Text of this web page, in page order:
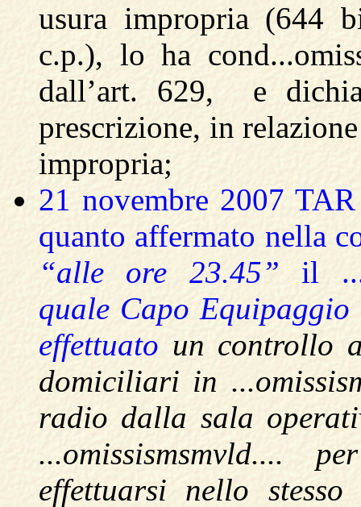
usura impropria (644
c.p.), lo ha
dall’art. 629, e
prescrizione, in
impropria;
21 novembre 2007
quanto affermato nella
“alle ore 23.45” il
quale Capo
effettuato un controllo
domiciliari in
radio dalla sala
...omissismsmvld....
effettuarsi nello stesso